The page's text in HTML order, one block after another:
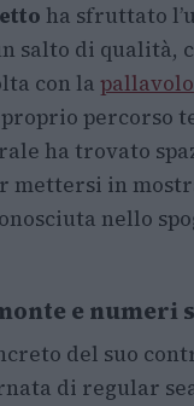
ha sfruttato
salto di qualità,
con la pallavolo
percorso
ha trovato
mettersi in
nello
e numeri
del suo
di regular